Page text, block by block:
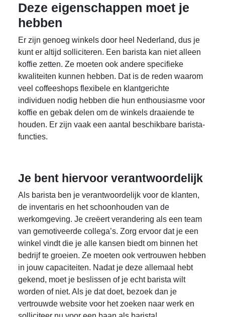
Deze eigenschappen moet je
hebben
Er zijn genoeg winkels door heel Nederland, dus je
kunt er altijd solliciteren. Een barista kan niet alleen
koffie zetten. Ze moeten ook andere specifieke
kwaliteiten kunnen hebben. Dat is de reden waarom
veel coffeeshops flexibele en klantgerichte
individuen nodig hebben die hun enthousiasme voor
koffie en gebak delen om de winkels draaiende te
houden. Er zijn vaak een aantal beschikbare barista-
functies.
Je bent hiervoor verantwoordelijk
Als barista ben je verantwoordelijk voor de klanten,
de inventaris en het schoonhouden van de
werkomgeving. Je creëert verandering als een team
van gemotiveerde collega’s. Zorg ervoor dat je een
winkel vindt die je alle kansen biedt om binnen het
bedrijf te groeien. Ze moeten ook vertrouwen hebben
in jouw capaciteiten. Nadat je deze allemaal hebt
gekend, moet je beslissen of je echt barista wilt
worden of niet. Als je dat doet, bezoek dan je
vertrouwde website voor het zoeken naar werk en